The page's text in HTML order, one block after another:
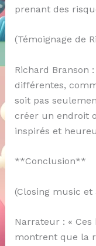
prenant des
(Témoignage de
Richard Branson
différentes,
soit pas
créer un endroit
inspirés et
**Conclusion**
(Closing music et
Narrateur : «
montrent que la